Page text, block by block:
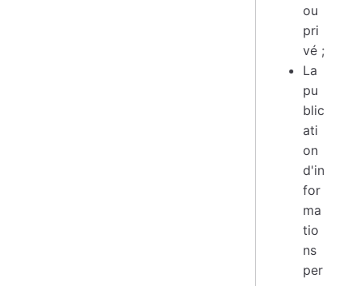
ou
pri
vé ;
La
pu
blic
ati
on
d'in
for
ma
tio
ns
per